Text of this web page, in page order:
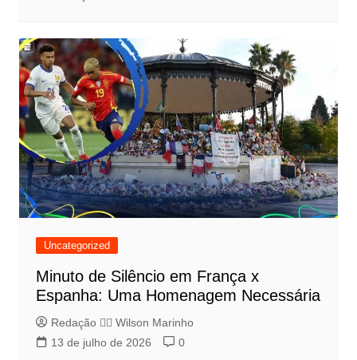
Uncategorized
Minuto de Silêncio em França x
Espanha: Uma Homenagem Necessária
Redação 👨‍⚖️​ Wilson Marinho
13 de julho de 2026
0